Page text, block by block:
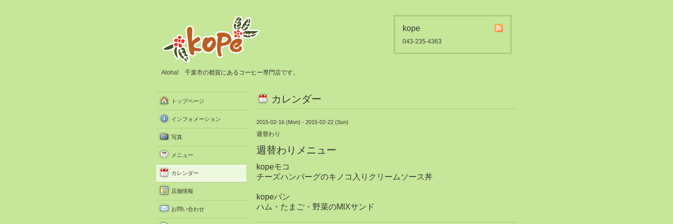
kope
043-235-4363
Aloha! 千葉市の都賀にあるコーヒー専門店です。
カレンダー
2015-02-16 (Mon) - 2015-02-22 (Sun)
週替わり
週替わりメニュー
kopeモコ
チーズハンバーグのキノコ入りクリームソース丼
kopeパン
ハム・たまご・野菜のMIXサンド
トップページ
インフォメーション
写真
メニュー
カレンダー
店舗情報
お問い合わせ